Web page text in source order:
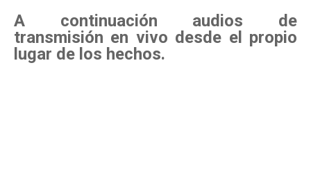
A continuación audios de
transmisión en vivo desde el propio
lugar de los hechos.